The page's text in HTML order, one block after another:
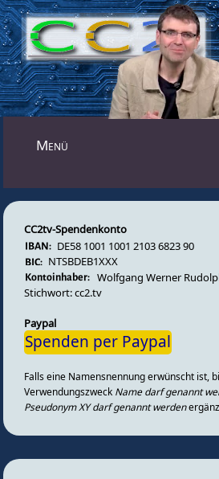
Mastodon
Menü
Videosendungen
Forum
Impressum
Gästebuch
CC2tv-Spendenkonto
DE58 1001 1001 2103 6823 90
NTSBDEB1XXX
Wolfgang Werner
Stichwort: cc2.tv
Paypal
Spenden per Paypal
Falls eine Namensnennung erwünscht ist,
Verwendungszweck Name darf genannt
Pseudonym XY darf genannt werden